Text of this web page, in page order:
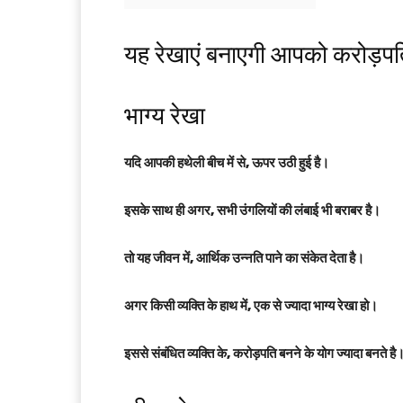
यह रेखाएं बनाएगी आपको
भाग्य रेखा
यदि आपकी हथेली बीच में से, ऊपर उठी हुई है।
इसके साथ ही अगर, सभी उंगलियों की लंबाई भी बराबर है।
तो यह जीवन में, आर्थिक उन्नति पाने का संकेत देता है।
अगर किसी व्यक्ति के हाथ में, एक से ज्यादा भाग्य रेखा हो।
इससे संबंधित व्यक्ति के, करोड़पति बनने के योग ज्यादा बनते